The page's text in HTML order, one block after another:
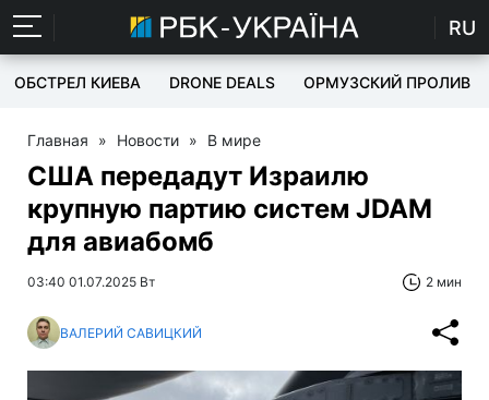
RU
ОБСТРЕЛ КИЕВА DRONE DEALS ОРМУЗСКИЙ ПРОЛИВ
Главная » Новости » В мире
США передадут Израилю
крупную партию систем JDAM
для авиабомб
03:40 01.07.2025 Вт 2 мин
ВАЛЕРИЙ САВИЦКИЙ